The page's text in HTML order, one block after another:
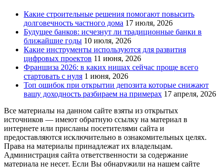
Какие строительные решения помогают повысить
долговечность частного дома 17 июля, 2026
Будущее банков: исчезнут ли традиционные банки в
ближайшие годы 10 июля, 2026
Какие инструменты используются для развития
цифровых проектов 11 июня, 2026
Франшиза 2026: в каких нишах сейчас проще всего
стартовать с нуля 1 июня, 2026
Топ ошибок при открытии депозита которые снижают
вашу доходность разбираем на примерах 17 апреля, 2026
Все материалы на данном сайте взяты из открытых
источников — имеют обратную ссылку на материал в
интернете или присланы посетителями сайта и
предоставляются исключительно в ознакомительных целях.
Права на материалы принадлежат их владельцам.
Администрация сайта ответственности за содержание
материала не несет. Если Вы обнаружили на нашем сайте